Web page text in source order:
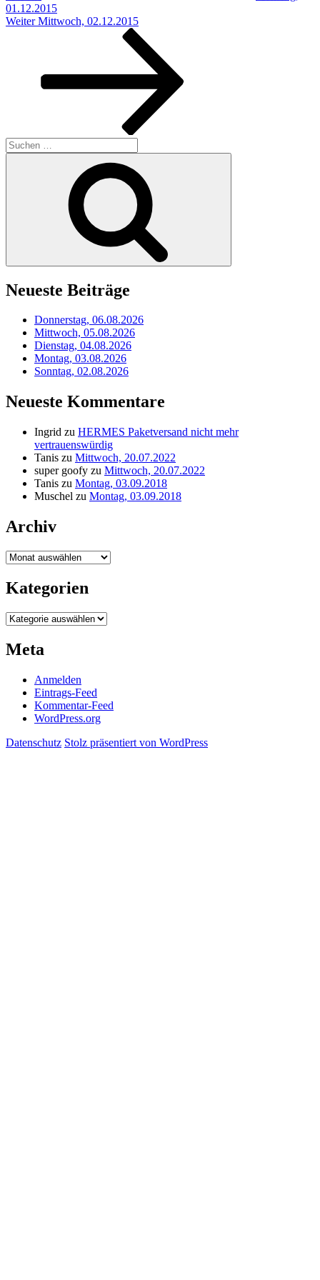
01.12.2015
Nächster
Weiter Mittwoch, 02.12.2015
Suchen
nach:
Neueste Beiträge
Donnerstag, 06.08.2026
Mittwoch, 05.08.2026
Dienstag, 04.08.2026
Montag, 03.08.2026
Sonntag, 02.08.2026
Neueste Kommentare
Ingrid zu HERMES Paketversand nicht mehr
vertrauenswürdig
Tanis zu Mittwoch, 20.07.2022
super goofy zu Mittwoch, 20.07.2022
Tanis zu Montag, 03.09.2018
Muschel zu Montag, 03.09.2018
Archiv
Archiv
Kategorien
Kategorien
Meta
Anmelden
Eintrags-Feed
Kommentar-Feed
WordPress.org
Datenschutz Stolz präsentiert von WordPress